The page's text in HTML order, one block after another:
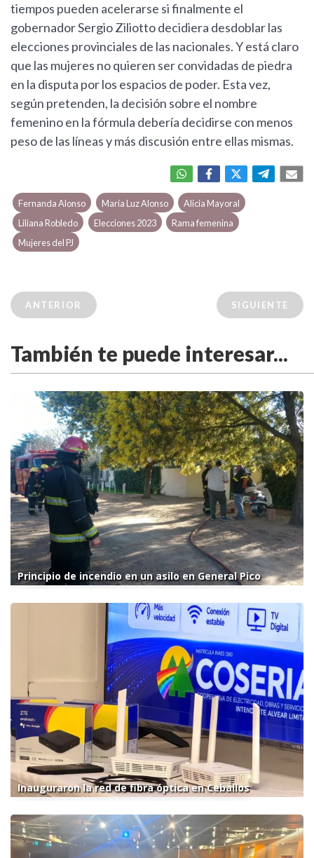
tiempos pueden acelerarse si finalmente el
gobernador Sergio Ziliotto decidiera desdoblar las
elecciones provinciales de las nacionales. Y está claro
que las mujeres no quieren ser convidadas de piedra
en la disputa por los espacios de poder. Esta vez,
según pretenden, la decisión sobre el nombre
femenino en la fórmula debería decidirse con menos
peso de las líneas y más discusión entre ellas mismas.
Fernanda Alonso María Luz Alonso
Alicia Mayoral
Liliana Robledo
Elecciones 2023
Rama femenina
Mujeres del PJ
ANTERIOR SIGUIENTE
También te puede interesar...
Principio de incendio en un asilo en General Pico
Inauguraron la red de fibra óptica en Ceballos